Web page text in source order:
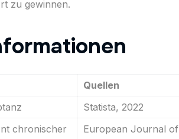
zu gewinnen.
Quellen
Statista, 2022
chronischer
European Journal